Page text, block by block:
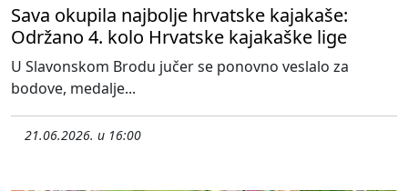
Sava okupila najbolje hrvatske kajakaše:
Održano 4. kolo Hrvatske kajakaške lige
U Slavonskom Brodu jučer se ponovno veslalo za
bodove, medalje...
21.06.2026. u 16:00